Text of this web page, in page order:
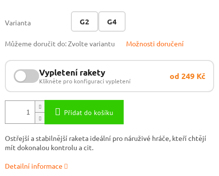
Varianta G2 G4
Můžeme doručit do:Zvolte variantu Možnosti doručení
Vypletení rakety
Klikněte pro konfiguraci vypletení od 249 Kč
Přidat do košíku
Ostřejší a stabilnější raketa ideální pro náruživé hráče, kteří chtějí
mít dokonalou kontrolu a cit.
Detailní informace